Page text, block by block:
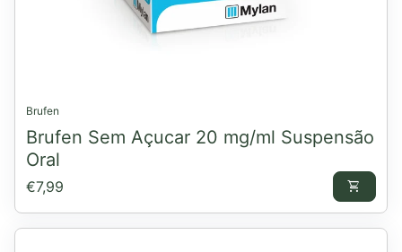
Brufen
Brufen Sem Açucar 20 mg/ml Suspensão
Oral
Preço normal
€7,99 shopping_cart